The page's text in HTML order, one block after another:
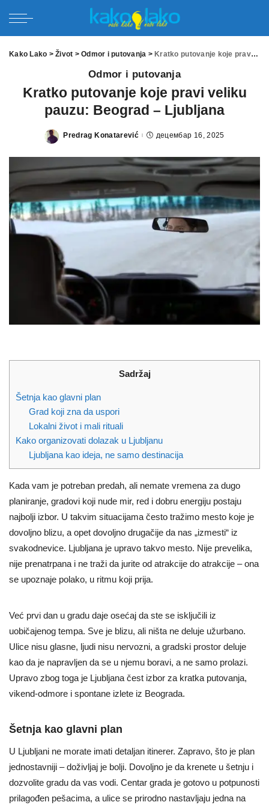
Kako Lako >Život >Odmor i putovanja > Kratko putovanje koje pravi veliku pauzu: Beograd – Ljubljana
Odmor i putovanja
Kratko putovanje koje pravi veliku
pauzu: Beograd – Ljubljana
Posted
Predrag Konatarević децембар 16, 2025
Sadržaj
Šetnja kao glavni plan
Grad koji zna da uspori
Lokalni život i mali rituali
Kako organizovati dolazak u Ljubljanu
Ljubljana kao ideja, ne samo destinacija
Kada vam je potreban predah, ali nemate vremena za dugo
planiranje, gradovi koji nude mir, red i dobru energiju postaju
najbolji izbor. U takvim situacijama često tražimo mesto koje je
dovoljno blizu, a opet dovoljno drugačije da nas „izmesti“ iz
svakodnevice. Ljubljana je upravo takvo mesto. Nije prevelika,
nije prenatrpana i ne traži da jurite od atrakcije do atrakcije – ona
se upoznaje polako, u ritmu koji prija.
Već prvi dan u gradu daje osećaj da ste se isključili iz
uobičajenog tempa. Sve je blizu, ali ništa ne deluje užurbano.
Ulice nisu glasne, ljudi nisu nervozni, a gradski prostor deluje
kao da je napravljen da se u njemu boravi, a ne samo prolazi.
Upravo zbog toga je Ljubljana čest izbor za kratka putovanja,
vikend-odmore i spontane izlete iz Beograda.
Šetnja kao glavni plan
U Ljubljani ne morate imati detaljan itinerer. Zapravo, što je plan
jednostavniji – doživljaj je bolji. Dovoljno je da krenete u šetnju i
dozvolite gradu da vas vodi. Centar grada je gotovo u potpunosti
prilagođen pešacima, a ulice se prirodno nastavljaju jedna na